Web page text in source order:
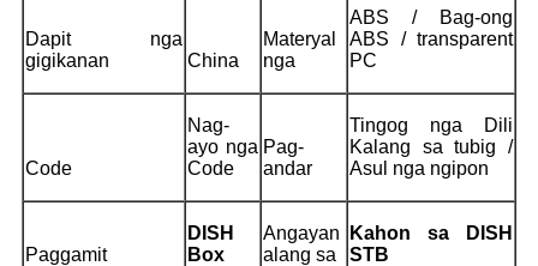
Dapit nga
gigikanan
China
Materyal
nga
ABS / Bag-ong
ABS / transparent
PC
Code
Nag-
ayo nga
Code
Pag-
andar
Tingog nga Dili
Kalang sa tubig /
Asul nga ngipon
Paggamit
DISH
Box
Angayan
alang sa
Kahon sa DISH
STB